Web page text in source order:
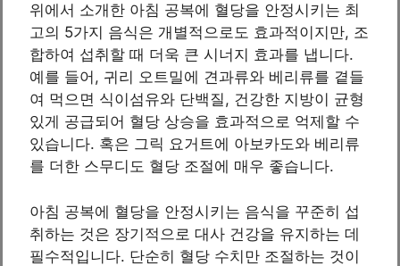
위에서 소개한 아침 공복에 혈당을 안정시키는 최
고의 5가지 음식은 개별적으로도 효과적이지만, 조
합하여 섭취할 때 더욱 큰 시너지 효과를 냅니다.
예를 들어, 귀리 오트밀에 견과류와 베리류를 곁들
여 먹으면 식이섬유와 단백질, 건강한 지방이 균형
있게 공급되어 혈당 상승을 효과적으로 억제할 수
있습니다. 혹은 그릭 요거트에 아보카도와 베리류
를 더한 스무디도 혈당 조절에 매우 좋습니다.
아침 공복에 혈당을 안정시키는 음식을 꾸준히 섭
취하는 것은 장기적으로 대사 건강을 유지하는 데
필수적입니다. 단순히 혈당 수치만 조절하는 것이